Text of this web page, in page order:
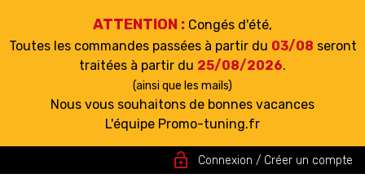
ATTENTION : Congés d'été,
Toutes les commandes passées à partir du 03/08 seront
traitées à partir du 25/08/2026.
(ainsi que les mails)
Nous vous souhaitons de bonnes vacances
L'équipe Promo-tuning.fr
lock_open Connexion / Créer un compte